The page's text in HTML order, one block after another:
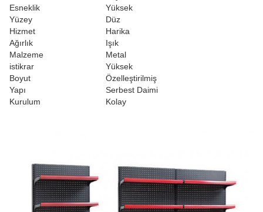
Esneklik
Yüksek
Yüzey
Düz
Hizmet
Harika
Ağırlık
Işık
Malzeme
Metal
istikrar
Yüksek
Boyut
Özelleştirilmiş
Yapı
Serbest Daimi
Kurulum
Kolay